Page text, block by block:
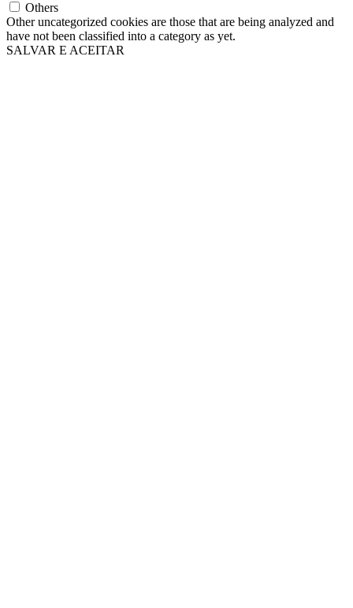
Others
Other uncategorized cookies are those that are being analyzed and
have not been classified into a category as yet.
SALVAR E ACEITAR